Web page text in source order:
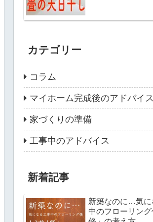
カテゴリー
コラム
マイホーム完成後のアドバイス
家づくりの準備
工事中のアドバイス
新着記事
新築なのに…気に
中のフローリン